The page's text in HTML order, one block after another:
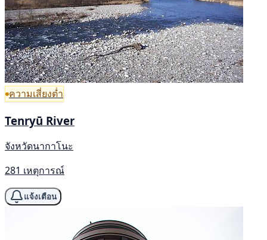
ความเสี่ยงต่ำ
Tenryū River
จังหวัดนากาโนะ
281 เหตุการณ์
แจ้งเตือน